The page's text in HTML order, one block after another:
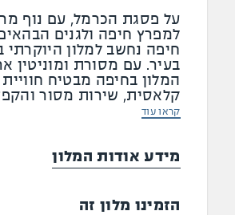
על פסגת הכרמל, עם נוף
למפרץ חיפה ולגנים
חיפה נחשב למלון היוקרתי
בעיר. עם מסורת ומוניטין
המלון בחיפה מבטיח
קלאסית, שירות מסור
פרט.
קראו עוד
מידע אודות המלון
הזמינו מלון זה